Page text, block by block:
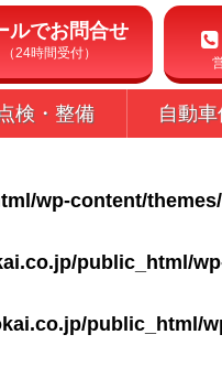
ルでお問合せ
（24時間受付）
検・整備 自動
wp-content/
public_html/
public_html/